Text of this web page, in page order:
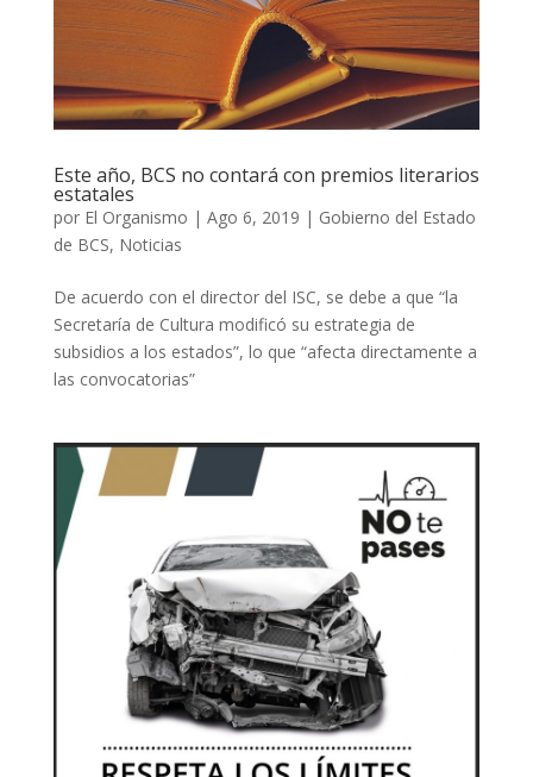
Este año, BCS no contará con premios literarios
estatales
por El Organismo | Ago 6, 2019 | Gobierno del Estado
de BCS, Noticias
De acuerdo con el director del ISC, se debe a que “la
Secretaría de Cultura modificó su estrategia de
subsidios a los estados”, lo que “afecta directamente a
las convocatorias”